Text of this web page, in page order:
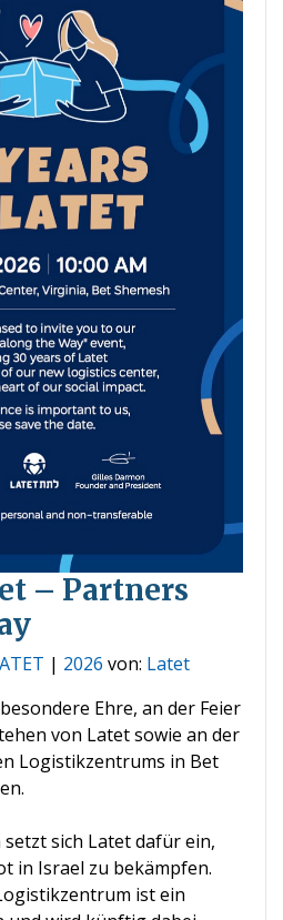
– Partners
| 2026 von: Latet
Ehre, an der Feier
von Latet sowie an der
Logistikzentrums in Bet
sich Latet dafür ein,
in Israel zu bekämpfen.
ist ein